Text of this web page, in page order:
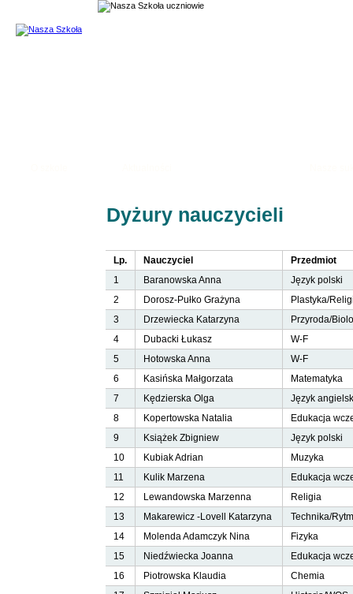
Dyżury nauczycieli
Lp. Nauczyciel
Przedmiot
1
Baranowska Anna
Język polski
2
Dorosz-Pułko Grażyna
Plastyka/
3
Drzewiecka Katarzyna
Przyroda/
4
Dubacki Łukasz
W-F
5
Hotowska Anna
W-F
6
Kasińska Małgorzata
Matematyka
7
Kędzierska Olga
Język
8
Kopertowska Natalia
Edukacja
9
Książek Zbigniew
Język polski
10
Kubiak Adrian
Muzyka
11
Kulik Marzena
Edukacja
12
Lewandowska Marzenna
Religia
13
Makarewicz -Lovell Katarzyna
Technika/
14
Molenda Adamczyk Nina
Fizyka
15
Niedźwiecka Joanna
Edukacja
16
Piotrowska Klaudia
Chemia